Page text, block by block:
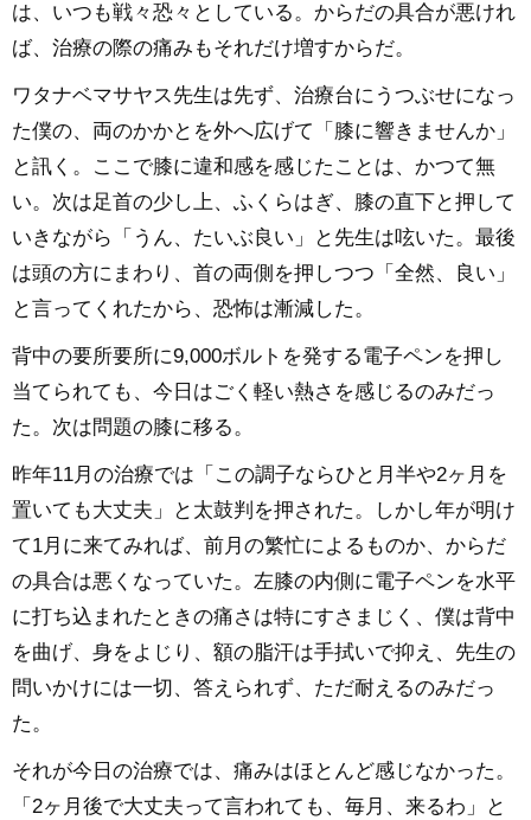
は、いつも戦々恐々としている。からだの具合が悪けれ
ば、治療の際の痛みもそれだけ増すからだ。
ワタナベマサヤス先生は先ず、治療台にうつぶせになっ
た僕の、両のかかとを外へ広げて「膝に響きませんか」
と訊く。ここで膝に違和感を感じたことは、かつて無
い。次は足首の少し上、ふくらはぎ、膝の直下と押して
いきながら「うん、たいぶ良い」と先生は呟いた。最後
は頭の方にまわり、首の両側を押しつつ「全然、良い」
と言ってくれたから、恐怖は漸減した。
背中の要所要所に9,000ボルトを発する電子ペンを押し
当てられても、今日はごく軽い熱さを感じるのみだっ
た。次は問題の膝に移る。
昨年11月の治療では「この調子ならひと月半や2ヶ月を
置いても大丈夫」と太鼓判を押された。しかし年が明け
て1月に来てみれば、前月の繁忙によるものか、からだ
の具合は悪くなっていた。左膝の内側に電子ペンを水平
に打ち込まれたときの痛さは特にすさまじく、僕は背中
を曲げ、身をよじり、額の脂汗は手拭いで抑え、先生の
問いかけには一切、答えられず、ただ耐えるのみだっ
た。
それが今日の治療では、痛みはほとんど感じなかった。
「2ヶ月後で大丈夫って言われても、毎月、来るわ」と